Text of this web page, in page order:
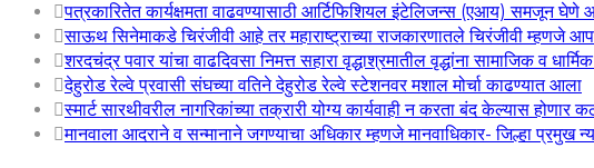
पत्रकारितेत कार्यक्षमता वाढवण्यासाठी आर्टिफिशियल इंटेलिजन्स (एआय) समजून
साऊथ सिनेमाकडे चिरंजीवी आहे तर महाराष्ट्राच्या राजकारणातले चिरंजीवी म्हणजे
शरदचंद्र पवार यांचा वाढदिवसा निमत्त सहारा वृद्धाश्रमातील वृद्धांना सामाजिक व
देहुरोड रेल्वे प्रवासी संघच्या वतिने देहुरोड रेल्वे स्टेशनवर मशाल मोर्चा काढण्यात आला
स्मार्ट सारथीवरील नागरिकांच्या तक्रारी योग्य कार्यवाही न करता बंद केल्यास होणार
मानवाला आदराने व सन्मानाने जगण्याचा अधिकार म्हणजे मानवाधिकार- जिल्हा प्रमुख